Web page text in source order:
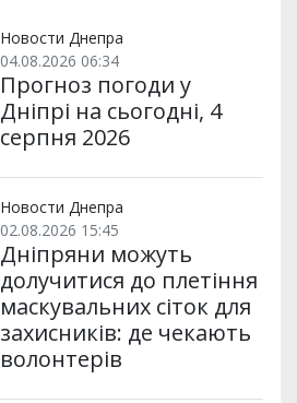
Новости Днепра
04.08.2026 06:34
Прогноз погоди у
Дніпрі на сьогодні, 4
серпня 2026
Новости Днепра
02.08.2026 15:45
Дніпряни можуть
долучитися до плетіння
маскувальних сіток для
захисників: де чекають
волонтерів